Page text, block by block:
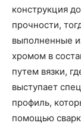
конструкция
прочности,
выполненные
хромом в
путем вязки,
выступает
профиль,
помощью